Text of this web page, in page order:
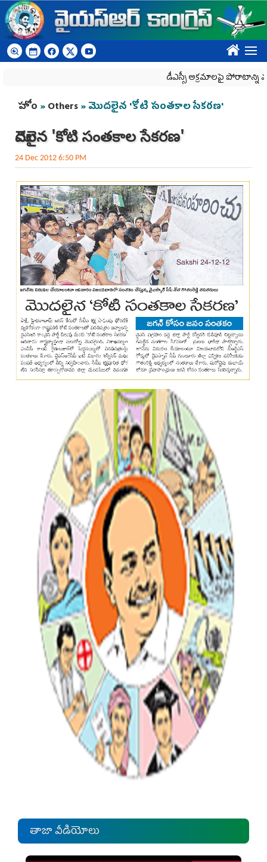
Skip to main content
????
డీఎస్సీ అక్రమాలపై పోరాటాన్ని
You are here
హోం »Others» మొదలైన 'కోటి సంతకాల సేకరణ'
మొదలైన 'కోటి సంతకాల సేకరణ'
24 Dec 2012 6:50 PM
తాజా వీడియోలు